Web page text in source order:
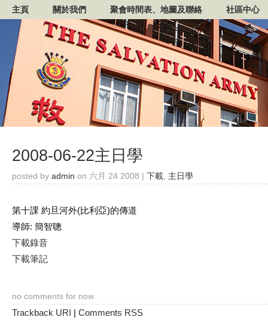
主頁 關於我們 聚會時間表、地圖及聯絡 社區中心
2008-06-22主日學
posted by admin on 六月 24 2008 | 下載, 主日學
第十課 約旦河外(比利亞)的傳道
導師: 簡智聰
下載錄音
下載筆記
no comments for now
Trackback URI | Comments RSS